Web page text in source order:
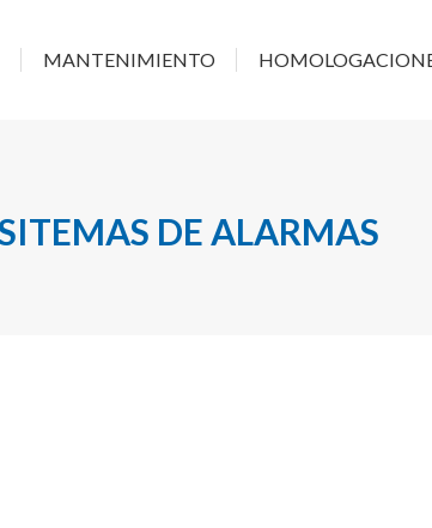
MANTENIMIENTO
DE ALARMAS
SERVICIOS MANTENIMIENTO